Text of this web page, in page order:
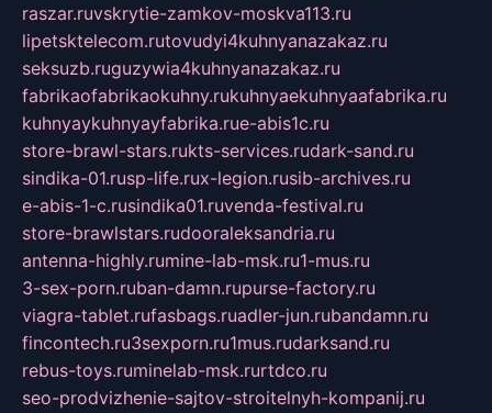
raszar.ruvskrytie-zamkov-moskva113.ru
lipetsktelecom.rutovudyi4kuhnyanazakaz.ru
seksuzb.ruguzywia4kuhnyanazakaz.ru
fabrikaofabrikaokuhny.rukuhnyaekuhnyaafabrika.ru
kuhnyaykuhnyayfabrika.rue-abis1c.ru
store-brawl-stars.rukts-services.rudark-sand.ru
sindika-01.rusp-life.rux-legion.rusib-archives.ru
e-abis-1-c.rusindika01.ruvenda-festival.ru
store-brawlstars.rudooraleksandria.ru
antenna-highly.rumine-lab-msk.ru1-mus.ru
3-sex-porn.ruban-damn.rupurse-factory.ru
viagra-tablet.rufasbags.ruadler-jun.rubandamn.ru
fincontech.ru3sexporn.ru1mus.rudarksand.ru
rebus-toys.ruminelab-msk.rurtdco.ru
seo-prodvizhenie-sajtov-stroitelnyh-kompanij.ru